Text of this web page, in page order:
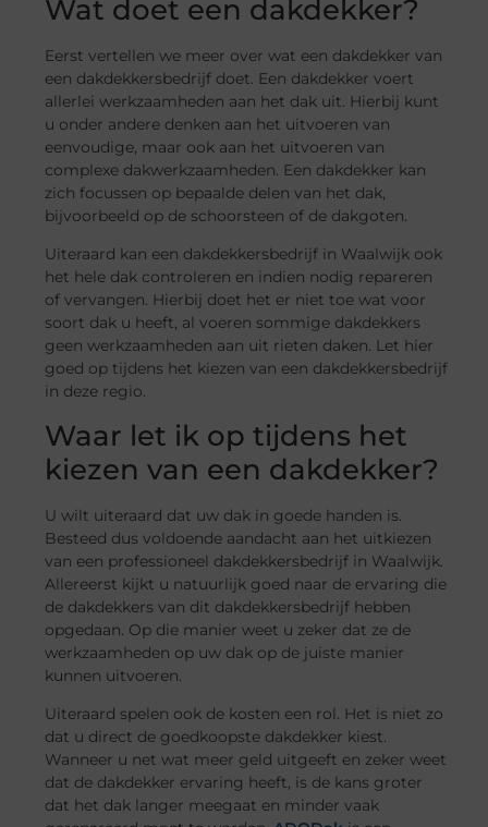
Wat doet een dakdekker?
Eerst vertellen we meer over wat een dakdekker van
een dakdekkersbedrijf doet. Een dakdekker voert
allerlei werkzaamheden aan het dak uit. Hierbij kunt
u onder andere denken aan het uitvoeren van
eenvoudige, maar ook aan het uitvoeren van
complexe dakwerkzaamheden. Een dakdekker kan
zich focussen op bepaalde delen van het dak,
bijvoorbeeld op de schoorsteen of de dakgoten.
Uiteraard kan een dakdekkersbedrijf in Waalwijk ook
het hele dak controleren en indien nodig repareren
of vervangen. Hierbij doet het er niet toe wat voor
soort dak u heeft, al voeren sommige dakdekkers
geen werkzaamheden aan uit rieten daken. Let hier
goed op tijdens het kiezen van een dakdekkersbedrijf
in deze regio.
Waar let ik op tijdens het
kiezen van een dakdekker?
U wilt uiteraard dat uw dak in goede handen is.
Besteed dus voldoende aandacht aan het uitkiezen
van een professioneel dakdekkersbedrijf in Waalwijk.
Allereerst kijkt u natuurlijk goed naar de ervaring die
de dakdekkers van dit dakdekkersbedrijf hebben
opgedaan. Op die manier weet u zeker dat ze de
werkzaamheden op uw dak op de juiste manier
kunnen uitvoeren.
Uiteraard spelen ook de kosten een rol. Het is niet zo
dat u direct de goedkoopste dakdekker kiest.
Wanneer u net wat meer geld uitgeeft en zeker weet
dat de dakdekker ervaring heeft, is de kans groter
dat het dak langer meegaat en minder vaak